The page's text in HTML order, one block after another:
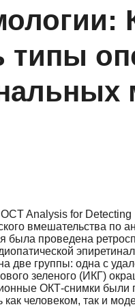
типы
Analysis for
вмешательства по
была проведена
две группы: одна с
зеленого (ИКГ)
ОКТ-снимки
как человеком, так и